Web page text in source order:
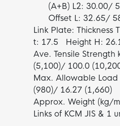
(A+B) L2: 30.00/
Offset L: 32.65/
Link Plate: Thickness
t: 17.5 Height H:
Ave. Tensile Strength
(5,100)/ 100.0
Max. Allowable Load
(980)/ 16.27 (1,660)
Approx. Weight (kg/
Links of KCM JIS & 1